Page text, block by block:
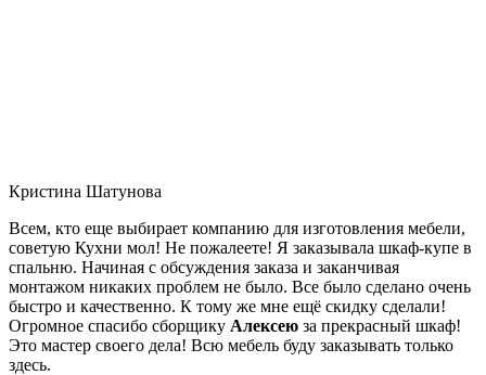
Кристина Шатунова
Всем, кто еще выбирает компанию для изготовления мебели,
советую Кухни мол! Не пожалеете! Я заказывала шкаф-купе в
спальню. Начиная с обсуждения заказа и заканчивая
монтажом никаких проблем не было. Все было сделано очень
быстро и качественно. К тому же мне ещё скидку сделали!
Огромное спасибо сборщику Алексею за прекрасный шкаф!
Это мастер своего дела! Всю мебель буду заказывать только
здесь.